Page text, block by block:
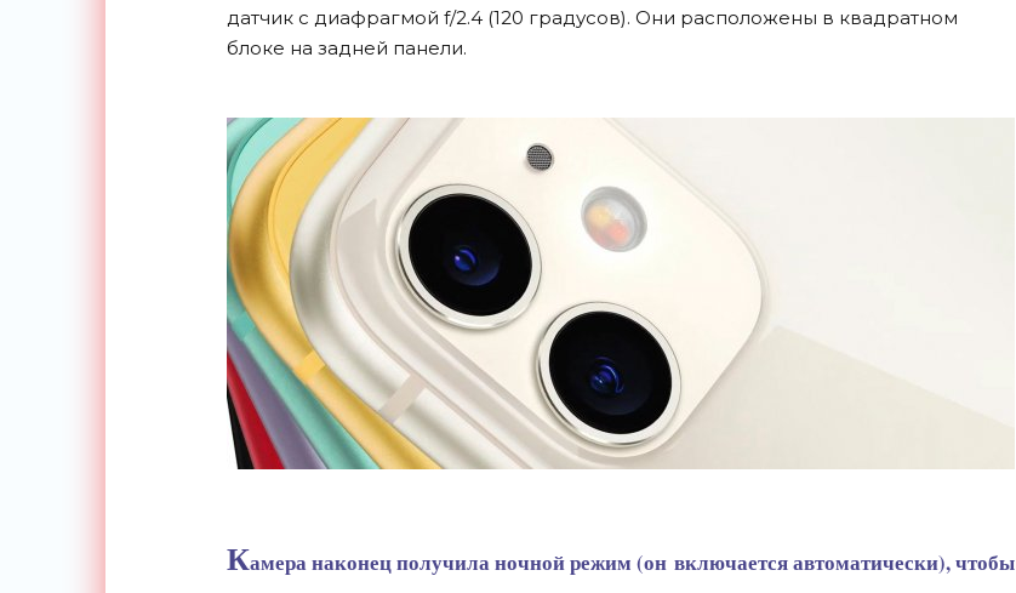
датчик с диафрагмой f/2.4 (120 градусов). Они расположены в квадратном
блоке на задней панели.
Камера наконец получила ночной режим (он включается автоматически), чтобы